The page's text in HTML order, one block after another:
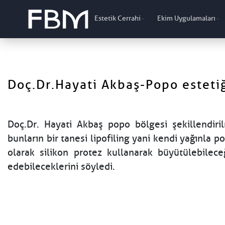
Estetik Cerrahi Ekim Uygulamaları
Doç.Dr.Hayati Akbaş-Popo
Doç.Dr. Hayati Akbaş popo bölgesi
bunların bir tanesi lipofiling yani kendi yağınla
olarak silikon protez kullanarak
edebileceklerini söyledi.